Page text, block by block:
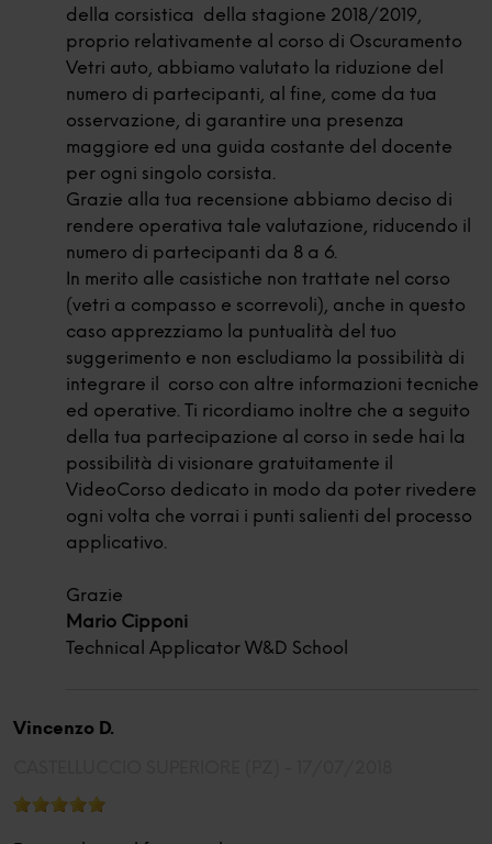
della corsistica della stagione 2018/2019,
proprio relativamente al corso di Oscuramento
Vetri auto, abbiamo valutato la riduzione del
numero di partecipanti, al fine, come da tua
osservazione, di garantire una presenza
maggiore ed una guida costante del docente
per ogni singolo corsista.
Grazie alla tua recensione abbiamo deciso di
rendere operativa tale valutazione, riducendo il
numero di partecipanti da 8 a 6.
In merito alle casistiche non trattate nel corso
(vetri a compasso e scorrevoli), anche in questo
caso apprezziamo la puntualità del tuo
suggerimento e non escludiamo la possibilità di
integrare il corso con altre informazioni tecniche
ed operative. Ti ricordiamo inoltre che a seguito
della tua partecipazione al corso in sede hai la
possibilità di visionare gratuitamente il
VideoCorso dedicato in modo da poter rivedere
ogni volta che vorrai i punti salienti del processo
applicativo.
Grazie
Mario Cipponi
Technical Applicator W&D School
Vincenzo D.